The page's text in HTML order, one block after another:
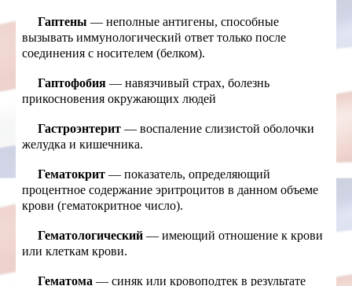
Гаптены — неполные антигены, способные
вызывать иммунологический ответ только после
соединения с носителем (белком).
Гаптофобия — навязчивый страх, болезнь
прикосновения окружающих людей
Гастроэнтерит — воспаление слизистой оболочки
желудка и кишечника.
Гематокрит — показатель, определяющий
процентное содержание эритроцитов в данном объеме
крови (гематокритное число).
Гематологический — имеющий отношение к крови
или клеткам крови.
Гематома — синяк или кровоподтек в результате